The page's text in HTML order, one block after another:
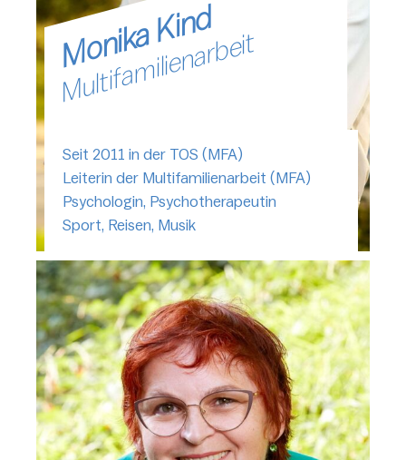
Monika Kind
Multifamilienarbeit
Seit 2011 in der TOS (MFA)
Leiterin der Multifamilienarbeit (MFA)
Psychologin, Psychotherapeutin
Sport, Reisen, Musik